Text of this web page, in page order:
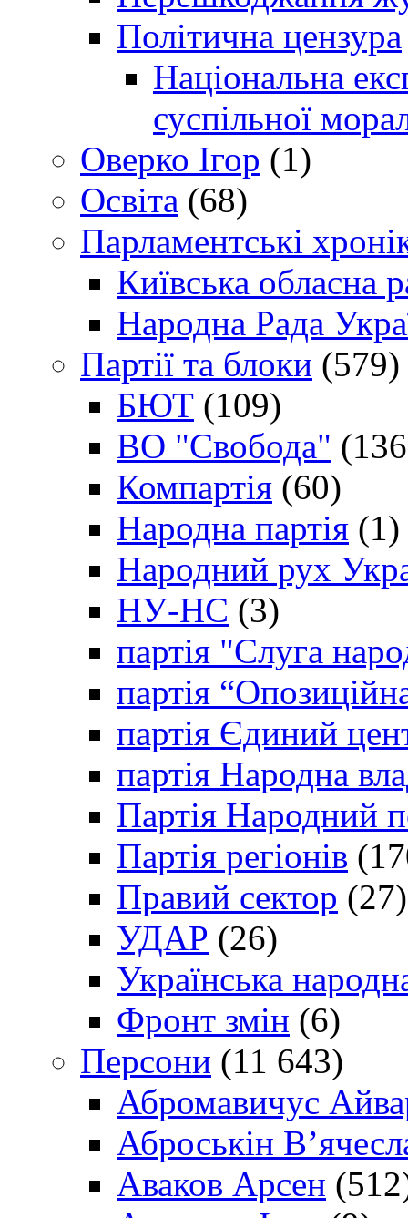
Політична цензура
Національна
суспільної
Оверко Ігор (1)
Освіта (68)
Парламентські
Київська обласна
Народна Рада
Партії та блоки (579)
БЮТ (109)
ВО "Свобода"
Компартія (60)
Народна партія (1)
Народний рух
НУ-НС (3)
партія "Слуга
партія
партія Єдиний
партія Народна
Партія Народний
Партія регіонів
Правий сектор (27)
УДАР (26)
Українська
Фронт змін (6)
Персони (11 643)
Абромавичус
Аброськін
Аваков Арсен